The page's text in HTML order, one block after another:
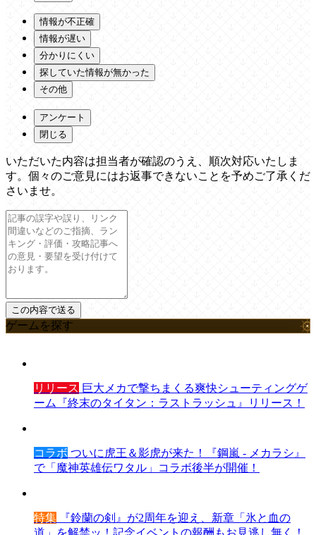
情報が不正確
情報が遅い
分かりにくい
探していた情報が無かった
その他
アンケート
閉じる
いただいた内容は担当者が確認のうえ、順次対応いたしま
す。個々のご意見にはお返事できないことを予めご了承くだ
さいませ。
ゲームを探す
リリース 巨大メカで撃ちまくる爽快シューティングゲ
ーム『終末のタイタン：ラストラッシュ』リリース！
コラボ ついに虎王＆影虎が来た！『鋼嵐 - メカラシ』
で「魔神英雄伝ワタル」コラボ後半が開催！
特集 『鈴蘭の剣』が2周年を迎え、新章「氷と血の